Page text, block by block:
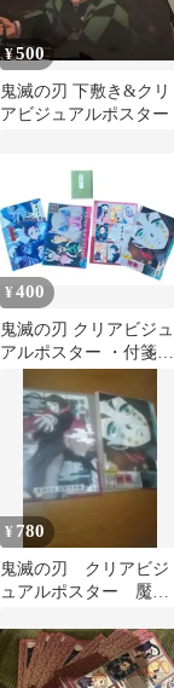
¥500
鬼滅の刃 下敷き&クリ
アビジュアルポスター
¥400
鬼滅の刃 クリアビジュ
アルポスター ・付箋３
¥ 780
鬼滅の刃 クリアビジ
ュアルポスター 魘